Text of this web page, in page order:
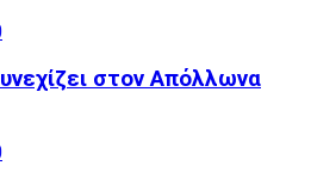
στον Απόλλωνα